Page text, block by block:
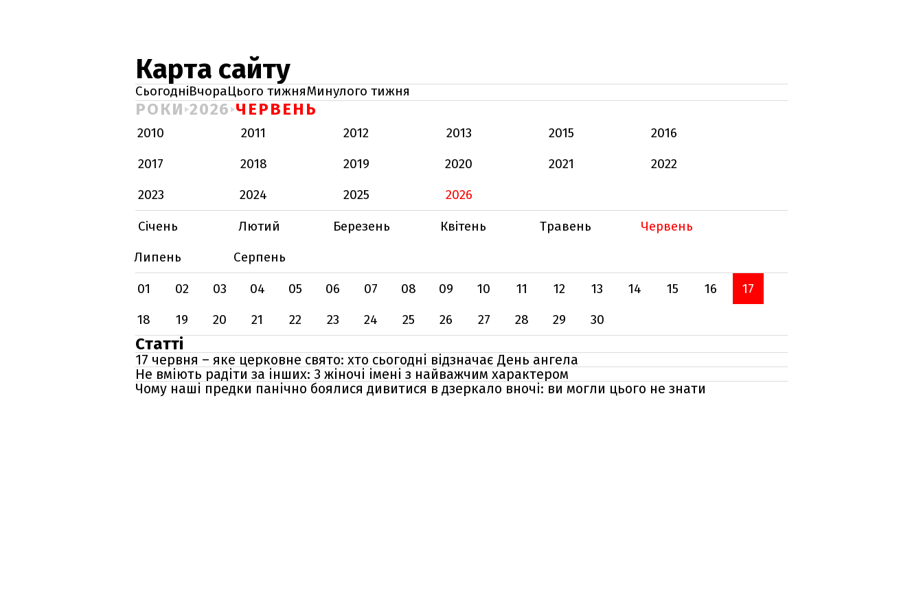
Карта сайту
СьогодніВчораЦього тижняМинулого тижня
РОКИ 2026 ЧЕРВЕНЬ
2010 2011 2012 2013 2015
2016
2017
2018 2019 2020 2021
2022
2023
2024 2025
2026
Січень
Лютий Березень Квітень Травень
Червень
Липень
Серпень
01
02 03 04 05 06 07 08 09 10 11 12 13 14 15 16
17
18
19 20 21 22 23 24 25 26 27 28 29 30
Статті
17 червня – яке церковне свято: хто сьогодні відзначає День ангела
Не вміють радіти за інших: 3 жіночі імені з найважчим характером
Чому наші предки панічно боялися дивитися в дзеркало вночі: ви могли цього не знати